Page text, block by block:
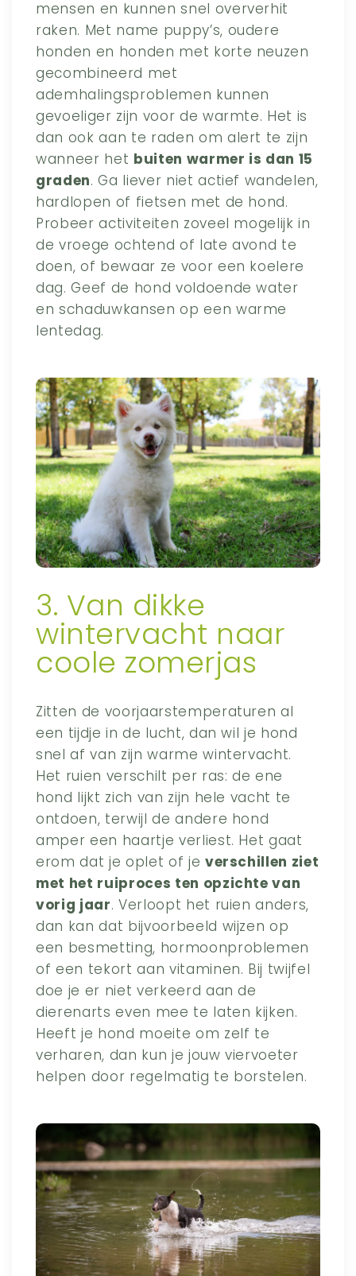
mensen en kunnen snel oververhit
raken. Met name puppy’s, oudere
honden en honden met korte neuzen
gecombineerd met
ademhalingsproblemen kunnen
gevoeliger zijn voor de warmte. Het is
dan ook aan te raden om alert te zijn
wanneer het buiten warmer is dan 15
graden. Ga liever niet actief wandelen,
hardlopen of fietsen met de hond.
Probeer activiteiten zoveel mogelijk in
de vroege ochtend of late avond te
doen, of bewaar ze voor een koelere
dag. Geef de hond voldoende water
en schaduwkansen op een warme
lentedag.
3. Van dikke
wintervacht naar
coole zomerjas
Zitten de voorjaarstemperaturen al
een tijdje in de lucht, dan wil je hond
snel af van zijn warme wintervacht.
Het ruien verschilt per ras: de ene
hond lijkt zich van zijn hele vacht te
ontdoen, terwijl de andere hond
amper een haartje verliest. Het gaat
erom dat je oplet of je verschillen ziet
met het ruiproces ten opzichte van
vorig jaar. Verloopt het ruien anders,
dan kan dat bijvoorbeeld wijzen op
een besmetting, hormoonproblemen
of een tekort aan vitaminen. Bij twijfel
doe je er niet verkeerd aan de
dierenarts even mee te laten kijken.
Heeft je hond moeite om zelf te
verharen, dan kun je jouw viervoeter
helpen door regelmatig te borstelen.